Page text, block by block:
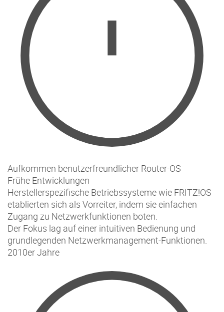
Aufkommen benutzerfreundlicher Router-OS
Frühe Entwicklungen
Herstellerspezifische Betriebssysteme wie FRITZ!OS
etablierten sich als Vorreiter, indem sie einfachen
Zugang zu Netzwerkfunktionen boten.
Der Fokus lag auf einer intuitiven Bedienung und
grundlegenden Netzwerkmanagement-Funktionen.
2010er Jahre